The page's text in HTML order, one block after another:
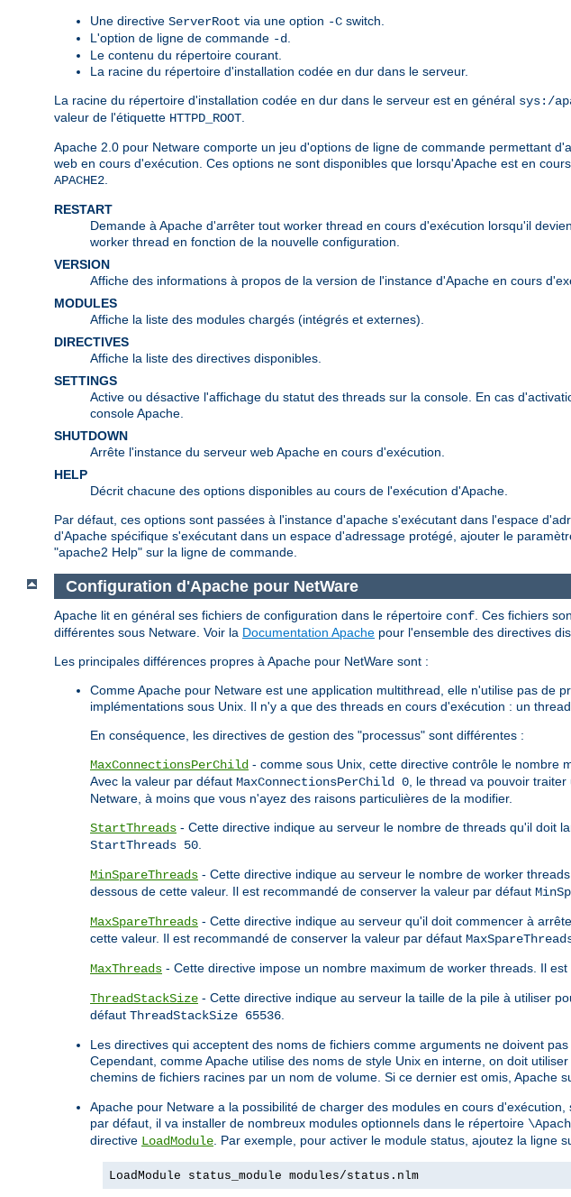
Une directive ServerRoot via une option -C switch.
L'option de ligne de commande -d
Le contenu du répertoire courant.
La racine du répertoire d'installation codée en dur dans le serveur.
La racine du répertoire d'installation codée en dur dans le serveur est en général sys:/
valeur de l'étiquette HTTPD_ROOT
Apache 2.0 pour Netware comporte un jeu d'options de ligne de commande permettant
web en cours d'exécution. Ces options ne sont disponibles que lorsqu'Apache est en
APACHE2
RESTART
Demande à Apache d'arrêter tout worker thread en cours d'exécution lorsqu'il
worker thread en fonction de la nouvelle configuration.
VERSION
Affiche des informations à propos de la version de l'instance d'Apache en cours
MODULES
Affiche la liste des modules chargés (intégrés et externes).
DIRECTIVES
Affiche la liste des directives disponibles.
SETTINGS
Active ou désactive l'affichage du statut des threads sur la console. En cas
console Apache.
SHUTDOWN
Arrête l'instance du serveur web Apache en cours d'exécution.
HELP
Décrit chacune des options disponibles au cours de l'exécution d'Apache.
Par défaut, ces options sont passées à l'instance d'apache s'exécutant dans l'espace
d'Apache spécifique s'exécutant dans un espace d'adressage protégé, ajouter le
"apache2 Help" sur la ligne de commande.
Configuration d'Apache pour NetWare
Apache lit en général ses fichiers de configuration dans le répertoire conf. Ces fichiers
différentes sous Netware. Voir la Documentation Apache pour l'ensemble des directives
Les principales différences propres à Apache pour NetWare sont :
Comme Apache pour Netware est une application multithread, elle n'utilise pas de
implémentations sous Unix. Il n'y a que des threads en cours d'exécution : un
En conséquence, les directives de gestion des "processus" sont différentes :
MaxConnectionsPerChild - comme sous Unix, cette directive contrôle le nombre
Avec la valeur par défaut MaxConnectionsPerChild 0, le thread va pouvoir
Netware, à moins que vous n'ayez des raisons particulières de la modifier.
StartThreads - Cette directive indique au serveur le nombre de threads qu'il doit
StartThreads 50.
MinSpareThreads - Cette directive indique au serveur le nombre de worker
dessous de cette valeur. Il est recommandé de conserver la valeur par défaut
MaxSpareThreads - Cette directive indique au serveur qu'il doit commencer à
cette valeur. Il est recommandé de conserver la valeur par défaut
MaxThreads - Cette directive impose un nombre maximum de worker threads. Il
ThreadStackSize - Cette directive indique au serveur la taille de la pile à utiliser
défaut ThreadStackSize 65536.
Les directives qui acceptent des noms de fichiers comme arguments ne doivent
Cependant, comme Apache utilise des noms de style Unix en interne, on doit
chemins de fichiers racines par un nom de volume. Si ce dernier est omis, Apache
Apache pour Netware a la possibilité de charger des modules en cours
par défaut, il va installer de nombreux modules optionnels dans le répertoire
directive LoadModule. Par exemple, pour activer le module status, ajoutez la ligne
LoadModule status_module modules/status.nlm